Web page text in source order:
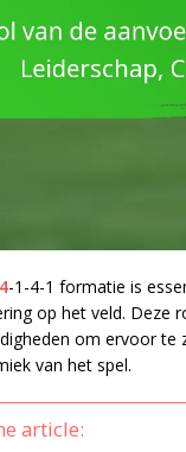
-1-4-1 formatie is
op het veld. Deze
om ervoor
van het spel.
article: